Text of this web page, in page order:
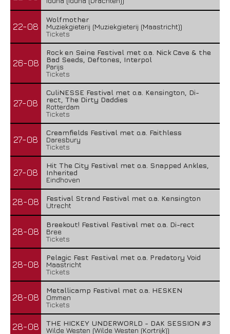
22-08
Wolfmother
Muziekgieterij (Muziekgieterij (Maastricht))
Tickets
26-08
Rock en Seine Festival met o.a. Nick Cave & the
Bad Seeds, Deftones, Interpol
Parijs
Tickets
27-08
CuliNESSE Festival met o.a. Kensington, Di-
rect, The Dirty Daddies
Rotterdam
Tickets
27-08
Creamfields Festival met o.a. Faithless
Daresbury
Tickets
27-08
Hit The City Festival met o.a. Snapped Ankles,
Inherited
Eindhoven
28-08
Festival Strand Festival met o.a. Kensington
Utrecht
28-08
Breekout! Festival Festival met o.a. Di-rect
Bree
Tickets
28-08
Pelagic Fest Festival met o.a. Predatory Void
Maastricht
Tickets
28-08
Metallicamp Festival met o.a. HESKEN
Ommen
Tickets
28-08
THE HICKEY UNDERWORLD - DAK SESSION #3
Wilde Westen (Wilde Westen (Kortrijk))